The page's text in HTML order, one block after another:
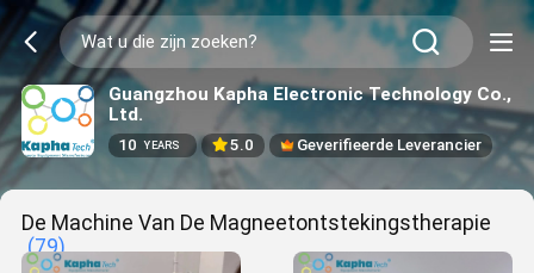
Guangzhou Kapha Electronic Technology Co.,
Ltd.
10 YEARS 5.0 Geverifieerde Leverancier
De Machine Van De Magneetontstekingstherapie
(79)